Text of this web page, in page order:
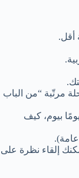
أقل.
مرتّبة “من الباب
بيوم، كيف
إلقاء نظرة على